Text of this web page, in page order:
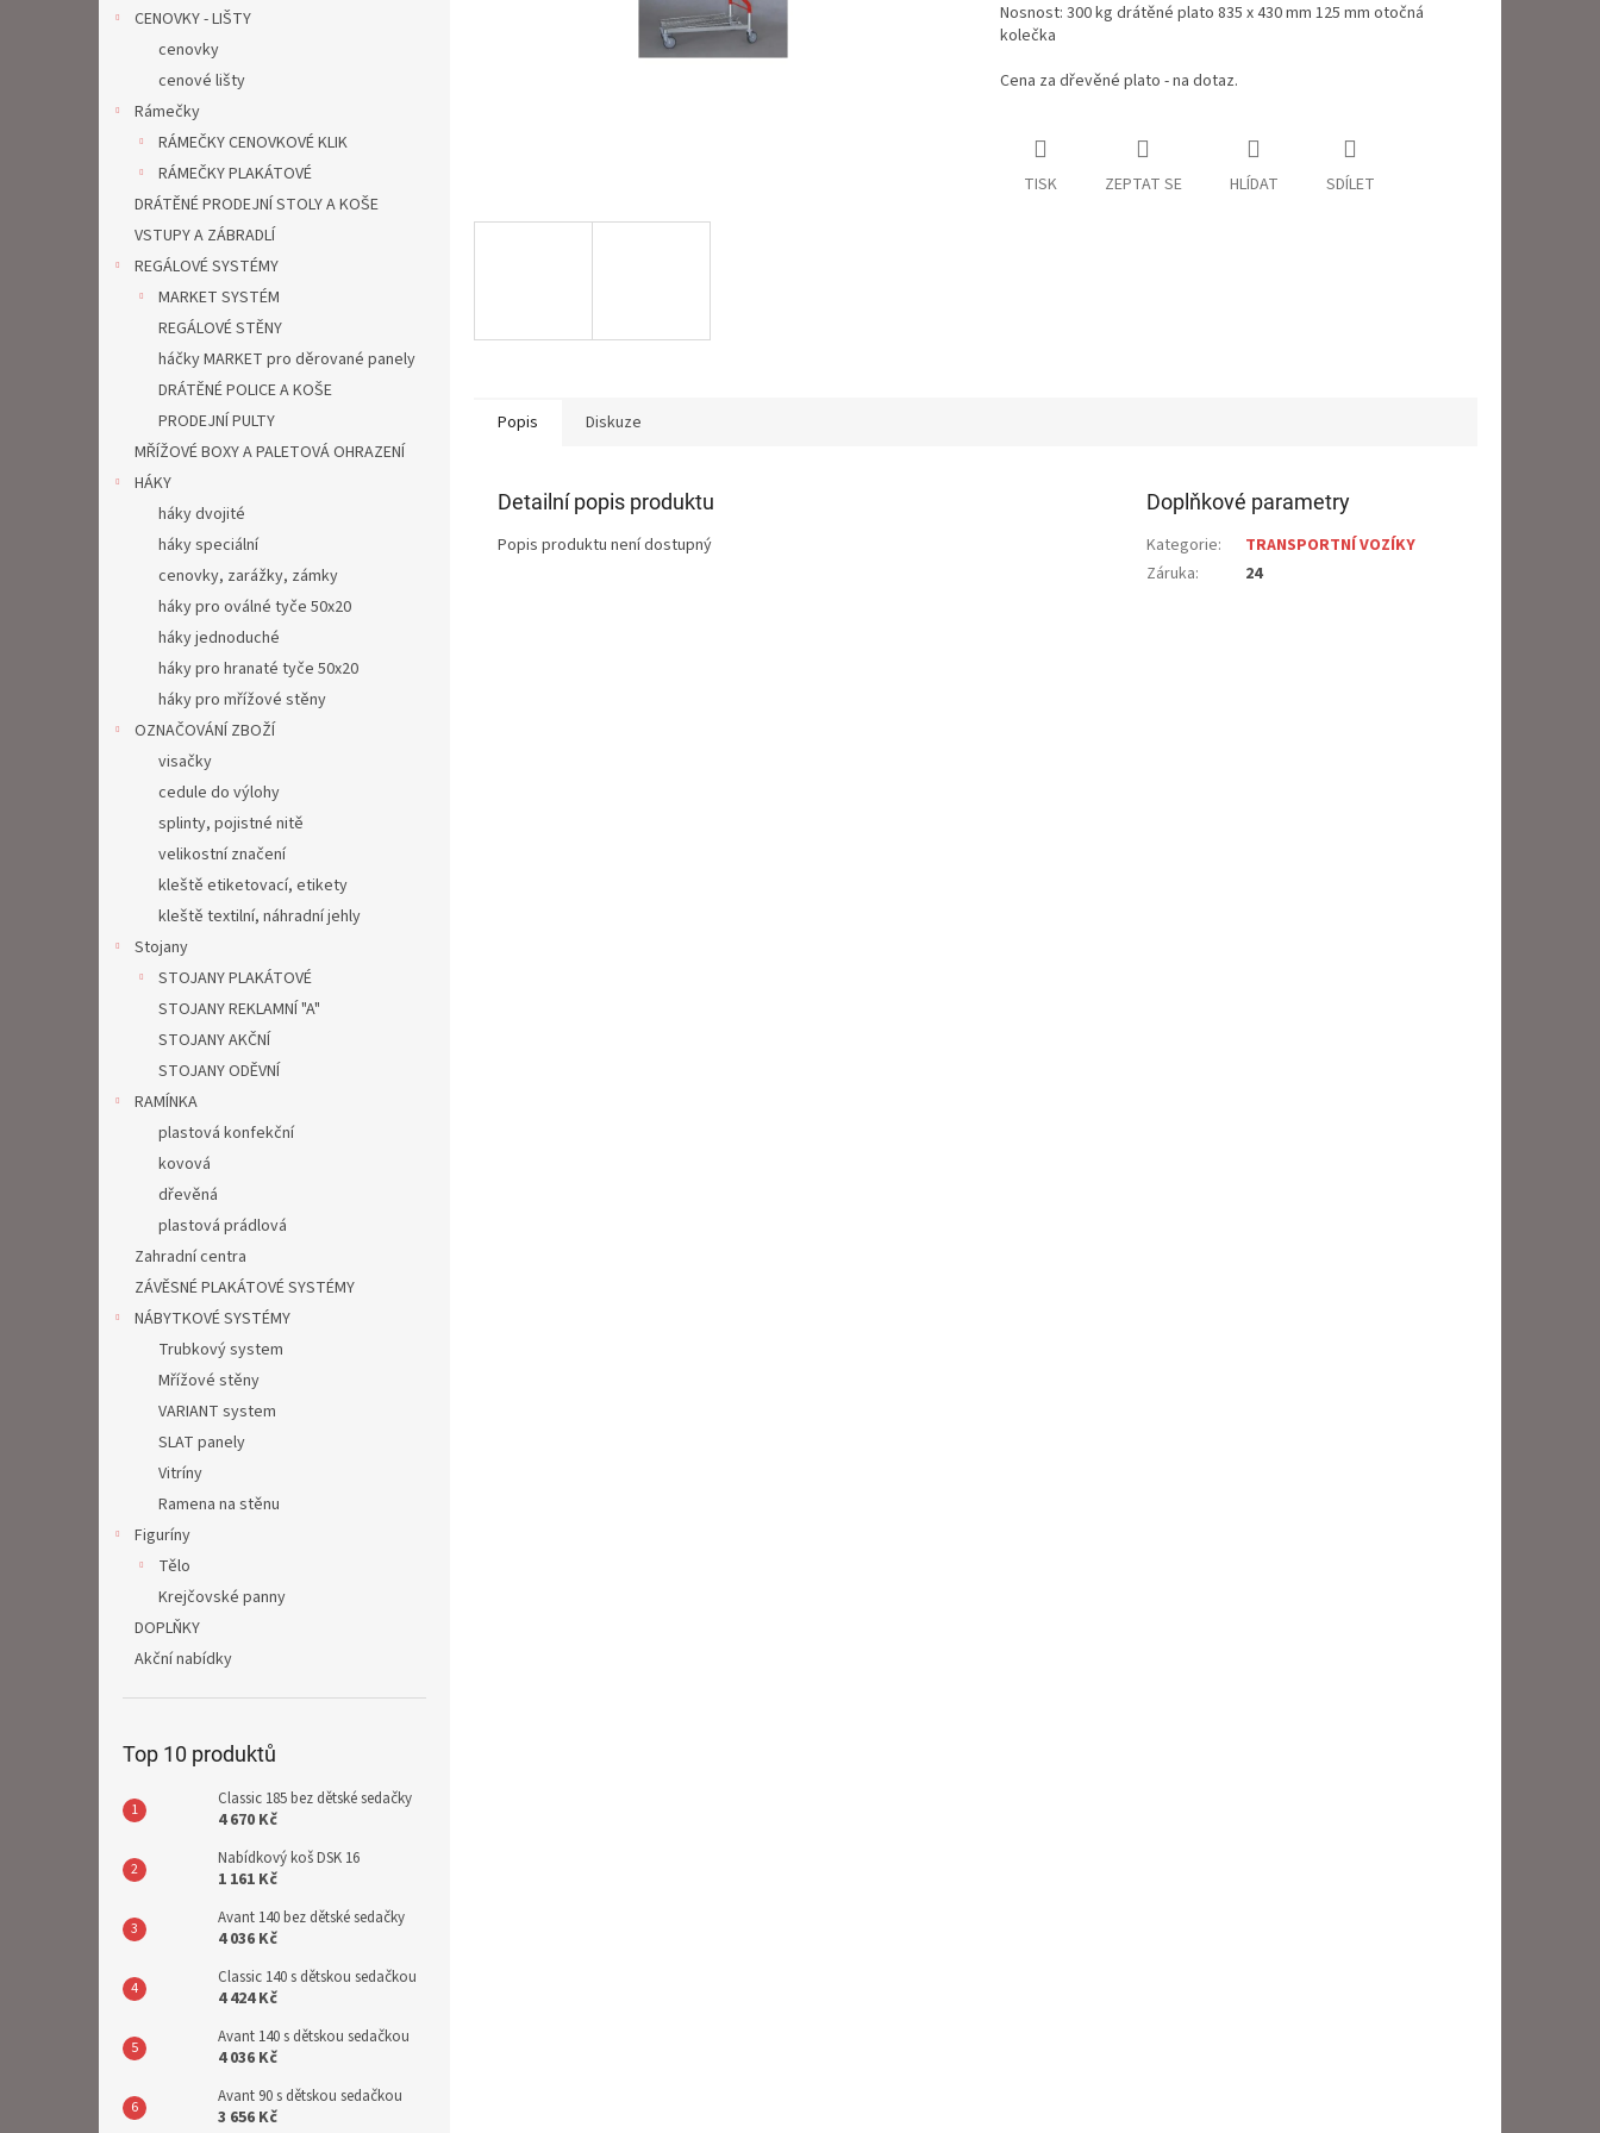
CENOVKY - LIŠTY
cenovky
cenové lišty
Rámečky
RÁMEČKY CENOVKOVÉ KLIK
RÁMEČKY PLAKÁTOVÉ
DRÁTĚNÉ PRODEJNÍ STOLY A KOŠE
VSTUPY A ZÁBRADLÍ
REGÁLOVÉ SYSTÉMY
MARKET SYSTÉM
REGÁLOVÉ STĚNY
háčky MARKET pro děrované panely
DRÁTĚNÉ POLICE A KOŠE
PRODEJNÍ PULTY
MŘÍŽOVÉ BOXY A PALETOVÁ OHRAZENÍ
HÁKY
háky dvojité
háky speciální
cenovky, zarážky, zámky
háky pro oválné tyče 50x20
háky jednoduché
háky pro hranaté tyče 50x20
háky pro mřížové stěny
OZNAČOVÁNÍ ZBOŽÍ
visačky
cedule do výlohy
splinty, pojistné nitě
velikostní značení
kleště etiketovací, etikety
kleště textilní, náhradní jehly
Stojany
STOJANY PLAKÁTOVÉ
STOJANY REKLAMNÍ "A"
STOJANY AKČNÍ
STOJANY ODĚVNÍ
RAMÍNKA
plastová konfekční
kovová
dřevěná
plastová prádlová
Zahradní centra
ZÁVĚSNÉ PLAKÁTOVÉ SYSTÉMY
NÁBYTKOVÉ SYSTÉMY
Trubkový system
Mřížové stěny
VARIANT system
SLAT panely
Vitríny
Ramena na stěnu
Figuríny
Tělo
Krejčovské panny
DOPLŇKY
Akční nabídky
Top 10 produktů
Classic 185 bez dětské sedačky
4 670 Kč
Nabídkový koš DSK 16
1 161 Kč
Avant 140 bez dětské sedačky
4 036 Kč
Classic 140 s dětskou sedačkou
4 424 Kč
Avant 140 s dětskou sedačkou
4 036 Kč
Avant 90 s dětskou sedačkou
3 656 Kč
Nosnost: 300 kg drátěné plato 835 x 430 mm 125 mm otočná
kolečka
Cena za dřevěné plato - na dotaz.
TISK ZEPTAT SE HLÍDAT SDÍLET
Popis Diskuze
Detailní popis produktu
Popis produktu není dostupný
Doplňkové parametry
Kategorie:
TRANSPORTNÍ VOZÍKY
Záruka: 24